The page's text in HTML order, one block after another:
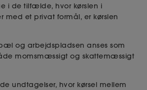
i de tilfælde, hvor kørslen i
med et privat formål, er kørslen
og arbejdspladsen anses som
momsmæssigt og skattemæssigt
undtagelser, hvor kørsel mellem